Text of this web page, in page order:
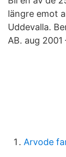
längre emot
Uddevalla.
AB. aug 2001
Arvode